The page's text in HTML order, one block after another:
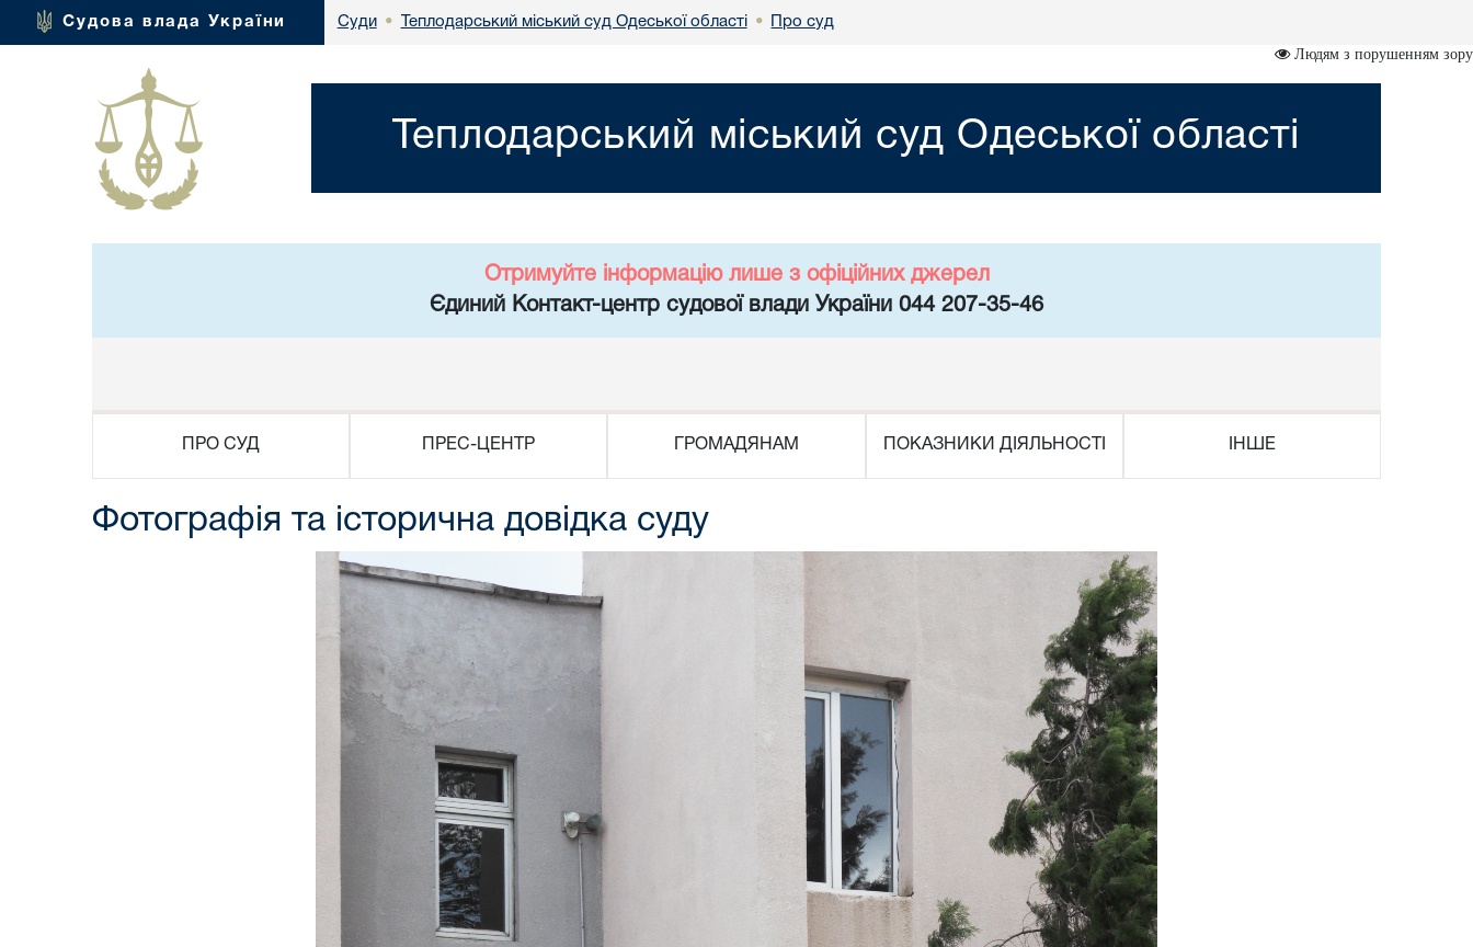
Судова влада України Суди • Теплодарський міський суд Одеської області • Про суд
Людям з порушенням зору
Теплодарський міський суд Одеської області
Отримуйте інформацію лише з офіційних джерел
Єдиний Контакт-центр судової влади України 044 207-35-46
ПРО СУД ПРЕС-ЦЕНТР ГРОМАДЯНАМ ПОКАЗНИКИ ДІЯЛЬНОСТІ ІНШЕ
Фотографія та історична довідка суду